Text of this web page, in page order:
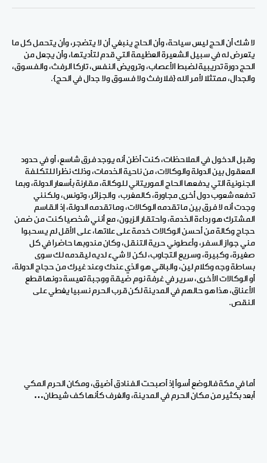
الفيسبوكPinterest
لينكد WhatsApp
الإيميل
لا شك أن الحج ليس سياحة، وأن الحاج ينبغي أن لا يتضجر، وأن يتحمل كل ما
يتعرض له في سبيل الشعيرة العظيمة التي قدم لتأديتها، وأن يجعل من
الحج دورة تدريبية لضبط الأعصاب، وترويض النفس، تاركا الرفث، والفسوق،
والجدال، ممتثلا لأمر الله{فلا رفث ولا فسوق ولا جدال في الحج}.
وقبل الدخول في الملاحظات، كنت أظن أنه يوجد فرق شاسع، أو في حدود
المعقول بين الدولة والوكالات، من ناحية الخدمات، وذلك نظرا للتكلفة
الجنونية التي يدفعها الحاج الموريتاني للوكالة، مقارنة بأسعار الدولة، وبما
تدفعه شعوب دول أخرى مجاورة، كالمغرب، والجزائر، وتونس، ولكنني
وجدت أنه لا فرق بين ما تقدمه الوكالات، وما تقدمه الدولة، إذ القاسم
المشترك هو رداءة الخدمة، واحتقار الزبون، مع أنني شخصيا كنت من ضمن
حجاج وكالة من أحسن الوكالات خدمة على علاتها، على الأقل لم يسحبوا
مني جواز السفر، وأعطوني حرية التنقل، وكان مندوبها حاضرا في كل
صغيرة، وكبيرة، وسريع التجاوب، لكن لا شيء لديه ليقدمه لك سوى
بساطة وجه وكلام لين، والباقي هو الذي عندك وعند غيرك من حجاج الدولة،
أو الوكالات الأخرى، سرير في غرفة نوم ضيقة ووجبة تعيسة دونها قطع
الأعناق، هذا هو حالهم في المدينة لكن قرب الحرم نسبيا يغطي على
النقص.
أما في مكة فالوضع أسوأ إذ أصبحت الفنادق أضيق، ومكان الحرم المكي
أبعد بكثير من مكان الحرم في المدينة، والغرف كأنها كف شيطان…